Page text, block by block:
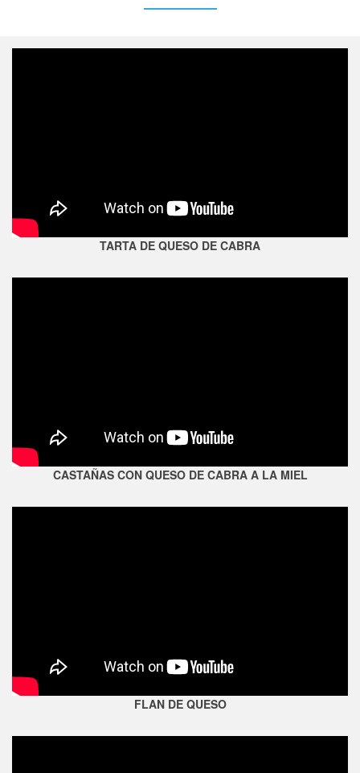
TARTA DE QUESO DE CABRA
CASTAÑAS CON QUESO DE CABRA A LA MIEL
FLAN DE QUESO